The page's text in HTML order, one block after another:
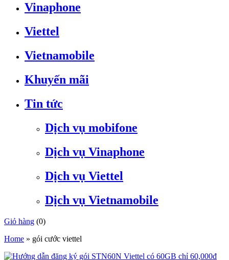
Vinaphone
Viettel
Vietnamobile
Khuyến mãi
Tin tức
Dịch vụ mobifone
Dịch vụ Vinaphone
Dịch vụ Viettel
Dịch vụ Vietnamobile
Giỏ hàng (0)
Home » gói cước viettel